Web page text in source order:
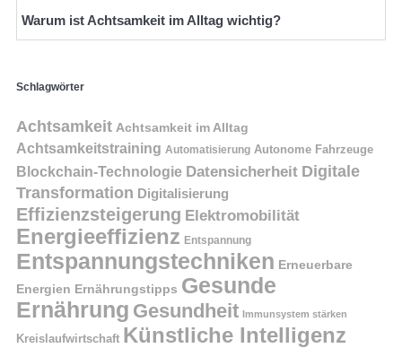
Warum ist Achtsamkeit im Alltag wichtig?
Schlagwörter
Achtsamkeit Achtsamkeit im Alltag
Achtsamkeitstraining Automatisierung Autonome Fahrzeuge
Blockchain-Technologie Datensicherheit Digitale
Transformation Digitalisierung
Effizienzsteigerung Elektromobilität
Energieeffizienz Entspannung
Entspannungstechniken Erneuerbare
Energien Ernährungstipps Gesunde
Ernährung Gesundheit Immunsystem stärken
Kreislaufwirtschaft Künstliche Intelligenz